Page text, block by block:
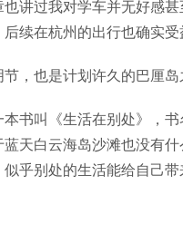
讲过我对学车并无好感
续在杭州的出行也确实受
，也是计划许久的巴厘岛
书叫《生活在别处》，
天白云海岛沙滩也没有
乎别处的生活能给自己带